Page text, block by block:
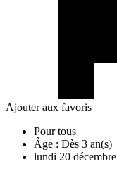
Ajouter aux favoris
Pour tous
Âge : Dès 3 an(s)
lundi 20 décembre